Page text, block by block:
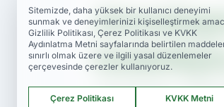
Amedspor, 18
Sitemizde, daha yüksek bir kullanıcı deneyimi
sunmak ve deneyimlerinizi kişiselleştirmek
Gizlilik Politikası, Çerez Politikası ve KVKK
Aydınlatma Metni sayfalarında belirtilen
sınırlı olmak üzere ve ilgili yasal düzenlemeler
çerçevesinde çerezler kullanıyoruz.
Çerez Politikası KVKK Metni